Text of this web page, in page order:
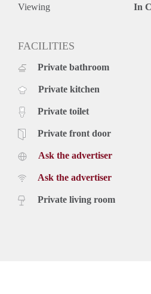
Viewing In
FACILITIES
Private bathroom
Private kitchen
Private toilet
Private front door
Ask the advertiser
Ask the advertiser
Private living room